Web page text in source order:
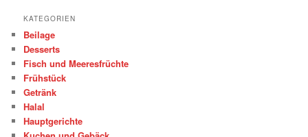
KATEGORIEN
Beilage
Desserts
Fisch und Meeresfrüchte
Frühstück
Getränk
Halal
Hauptgerichte